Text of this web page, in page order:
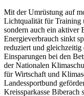
Mit der Umrüstung auf
Lichtqualität für Training
sondern auch ein aktiver
Energieverbrauch sinkt
reduziert und
Einsparungen bei den
der Nationalen
für Wirtschaft und
Landessportbund
Kreissparkasse